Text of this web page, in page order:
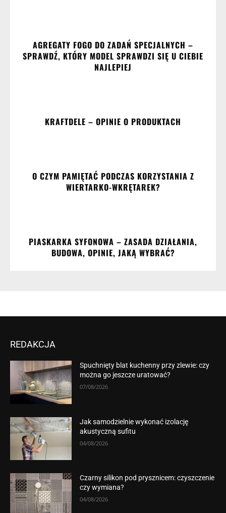
AGREGATY FOGO DO ZADAŃ SPECJALNYCH –
SPRAWDŹ, KTÓRY MODEL SPRAWDZI SIĘ U CIEBIE
NAJLEPIEJ
KRAFTDELE – OPINIE O PRODUKTACH
O CZYM PAMIĘTAĆ PODCZAS KORZYSTANIA Z
WIERTARKO-WKRĘTAREK?
PIASKARKA SYFONOWA – ZASADA DZIAŁANIA,
BUDOWA, OPINIE, JAKĄ WYBRAĆ?
REDAKCJA
Spuchnięty blat kuchenny przy zlewie: czy
można go jeszcze uratować?
07/08/2026
Jak samodzielnie wykonać izolację
akustyczną sufitu
04/08/2026
Czarny silikon pod prysznicem: czyszczenie
czy wymiana?
04/08/2026